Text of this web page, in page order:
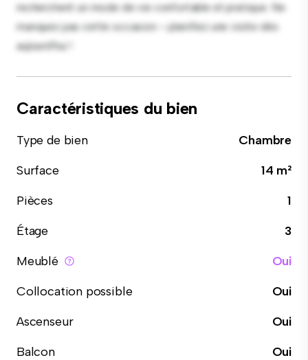
recherchent un mode de vie confortable et pratique. Ne
manquez pas cette occasion – planifiez une visite dès
aujourd'hui !
Caractéristiques du bien
Type de bien
Chambre
Surface
14 m²
Pièces
1
Étage
3
Meublé
Oui
Collocation possible
Oui
Ascenseur
Oui
Balcon
Oui